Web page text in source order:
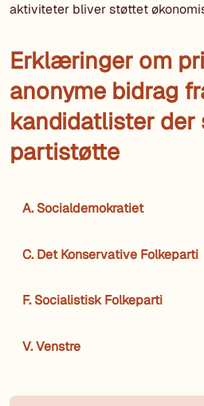
aktiviteter bliver støttet
Erklæringer om
anonyme bidrag
kandidatlister der
partistøtte
A. Socialdemokratiet
C. Det Konservative Folkeparti
F. Socialistisk Folkeparti
V. Venstre